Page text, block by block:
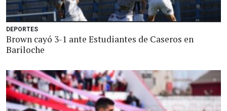
DEPORTES
Brown cayó 3-1 ante Estudiantes de Caseros en
Bariloche